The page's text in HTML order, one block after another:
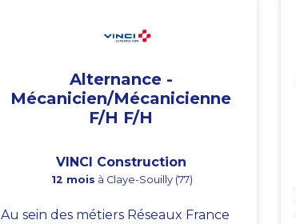
Alternance -
Mécanicien/Mécanicienne
F/H F/H
VINCI Construction
12 mois à Claye-Souilly (77)
Au sein des métiers Réseaux France